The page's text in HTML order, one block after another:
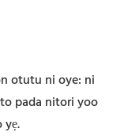
otutu ni oye: ni
pada nitori yoo